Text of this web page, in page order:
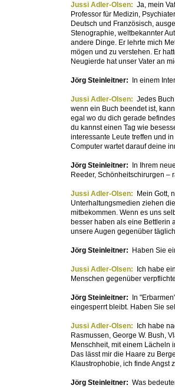
Jussi Adler-Olsen: Ja, mein
Professor für Medizin,
Deutsch und Französisch,
Stenographie, weltbekannter
andere Dinge. Er lehrte mich
mögen und zu verstehen. Er
Neugierde hat unser Vater an
Jörg Steinleitner: In einem
Jussi Adler-Olsen: Jedes
wenn ein Buch beendet ist,
egal wo du dich gerade
du kannst einen Tag wie
interessante Leute treffen und
Computer wartet darauf deine
Jörg Steinleitner:
In Ihrem
Reeder, Schönheitschirurgen –
Jussi Adler-Olsen:
Mein Gott,
Unterhaltungsmedien ziehen
mitbekommen. Wenn es uns
besser haben als eine Bettlerin
unsere Augen gegenüber
Jörg Steinleitner: Haben Sie
Jussi Adler-Olsen:
Ich habe
Menschen gegenüber
Jörg Steinleitner:
In
eingesperrt bleibt. Haben Sie
Jussi Adler-Olsen:
Ich habe
Rasmussen, George W. Bush,
Menschheit, mit einem Lächeln
Das lässt mir die Haare zu
Klaustrophobie, ich finde Angst
Jörg Steinleitner: Was